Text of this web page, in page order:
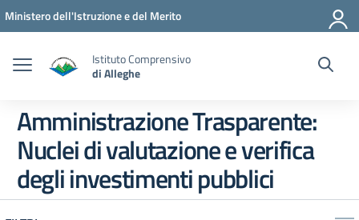
Vai ai contenuti
Vai al menu di navigazione
Vai al footer
Ministero dell'Istruzione e del Merito
Istituto Comprensivo
di Alleghe
Amministrazione Trasparente:
Nuclei di valutazione e verifica
degli investimenti pubblici